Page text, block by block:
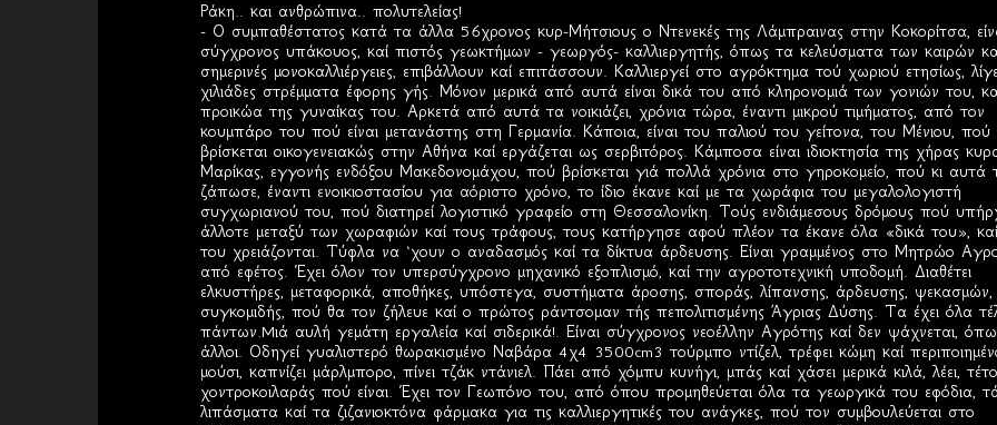
Ράκη.. και ανθρώπινα.. πολυτελείας!
- Ο συμπαθέστατος κατά τα άλλα 56χρονος κυρ-Μήτσιους ο Ντενεκές της Λάμπραινας στην Κοκορίτσα,
σύγχρονος υπάκουος, καί πιστός γεωκτήμων - γεωργός- καλλιεργητής, όπως τα κελεύσματα των καιρών
σημερινές μονοκαλλιέργειες, επιβάλλουν καί επιτάσσουν. Καλλιεργεί στο αγρόκτημα τού χωριού ετησίως,
χιλιάδες στρέμματα έφορης γής. Μόνον μερικά από αυτά είναι δικά του από κληρονομιά των γονιών του,
προικώα της γυναίκας του. Αρκετά από αυτά τα νοικιάζει, χρόνια τώρα, έναντι μικρού τιμήματος, από τον
κουμπάρο του πού είναι μετανάστης στη Γερμανία. Κάποια, είναι του παλιού του γείτονα, του Μένιου, πού
βρίσκεται οικογενειακώς στην Αθήνα καί εργάζεται ως σερβιτόρος. Κάμποσα είναι ιδιοκτησία της χήρας
Μαρίκας, εγγονής ενδόξου Μακεδονομάχου, πού βρίσκεται γιά πολλά χρόνια στο γηροκομείο, πού κι αυτά
ζάπωσε, έναντι ενοικιοστασίου για αόριστο χρόνο, το ίδιο έκανε καί με τα χωράφια του μεγαλολογιστή
συγχωριανού του, πού διατηρεί λογιστικό γραφείο στη Θεσσαλονίκη. Τούς ενδιάμεσους δρόμους πού
άλλοτε μεταξύ των χωραφιών καί τους τράφους, τους κατήργησε αφού πλέον τα έκανε όλα «δικά του»,
του χρειάζονται. Τύφλα να ‘χουν ο αναδασμός καί τα δίκτυα άρδευσης. Είναι γραμμένος στο Μητρώο
από εφέτος. Έχει όλον τον υπερσύγχρονο μηχανικό εξοπλισμό, καί την αγροτοτεχνική υποδομή. Διαθέτει
ελκυστήρες, μεταφορικά, αποθήκες, υπόστεγα, συστήματα άροσης, σποράς, λίπανσης, άρδευσης, ψεκασμών,
συγκομιδής, πού θα τον ζήλευε καί ο πρώτος ράντσομαν τής πεπολιτισμένης Άγριας Δύσης. Τα έχει όλα
πάντων.Mιά αυλή γεμάτη εργαλεία καί σιδερικά!. Είναι σύγχρονος νεοέλλην Αγρότης καί δεν ψάχνεται,
άλλοι. Οδηγεί γυαλιστερό θωρακισμένο Ναβάρα 4χ4 3500cm3 τούρμπο ντίζελ, τρέφει κώμη καί
μούσι, καπνίζει μάρλμπορο, πίνει τζάκ ντάνιελ. Πάει από χόμπυ κυνήγι, μπάς καί χάσει μερικά κιλά, λέει,
χοντροκοιλαράς πού είναι. Έχει τον Γεωπόνο του, από όπου προμηθεύεται όλα τα γεωργικά του εφόδια,
λιπάσματα καί τα ζιζανιοκτόνα φάρμακα για τις καλλιεργητικές του ανάγκες, πού τον συμβουλεύεται στο